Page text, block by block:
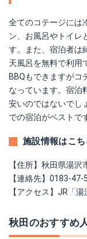
全てのコテージには
ン、お風呂やトイレ
す。また、宿泊者は
天風呂を無料で利用
BBQもできますがコ
なっています。宿泊
安いのではないでし
での宿泊がベストで
施設情報はこち
【住所】秋田県湯沢
【連絡先】0183-47-
【アクセス】JR「
秋田のおすすめ